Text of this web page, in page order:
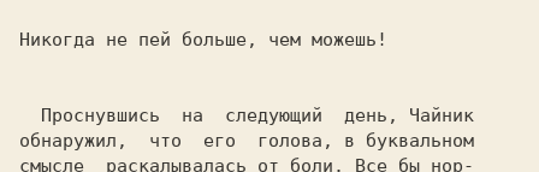
Никогда не пей больше, чем можешь!
обнаружил,  что  его  голова, в буквальном
смысле  раскалывалась от боли. Все бы нор-